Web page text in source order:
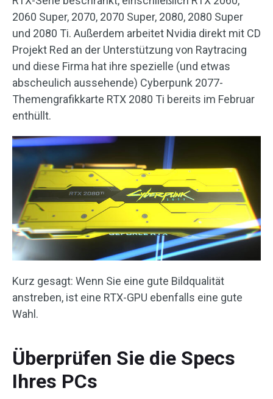
2060 Super, 2070, 2070 Super, 2080, 2080 Super
und 2080 Ti. Außerdem arbeitet Nvidia direkt mit CD
Projekt Red an der Unterstützung von Raytracing
und diese Firma hat ihre spezielle (und etwas
abscheulich aussehende) Cyberpunk 2077-
Themengrafikkarte RTX 2080 Ti bereits im Februar
enthüllt.
Kurz gesagt: Wenn Sie eine gute Bildqualität
anstreben, ist eine RTX-GPU ebenfalls eine gute
Wahl.
Überprüfen Sie die Specs
Ihres PCs